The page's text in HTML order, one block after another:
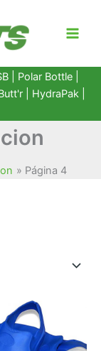
| Polar Bottle|
HydraPak
Página 4